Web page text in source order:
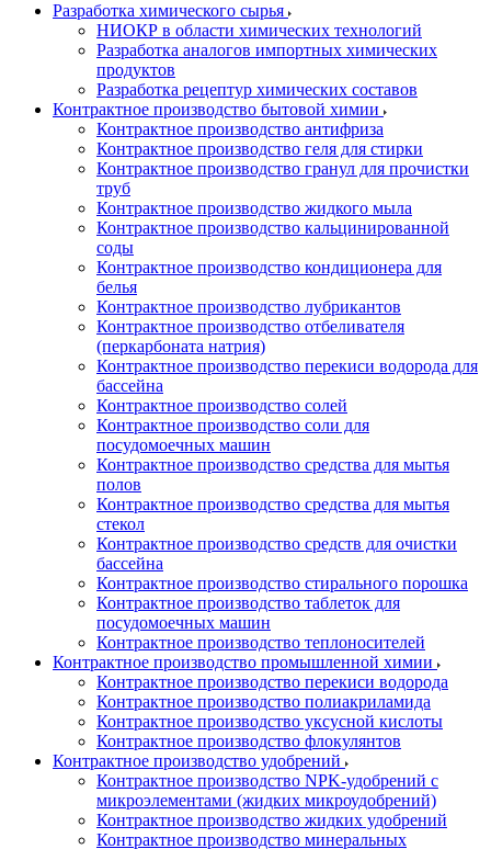
Разработка химического сырья
НИОКР в области химических технологий
Разработка аналогов импортных химических
продуктов
Разработка рецептур химических составов
Контрактное производство бытовой химии
Контрактное производство антифриза
Контрактное производство геля для стирки
Контрактное производство гранул для прочистки
труб
Контрактное производство жидкого мыла
Контрактное производство кальцинированной
соды
Контрактное производство кондиционера для
белья
Контрактное производство лубрикантов
Контрактное производство отбеливателя
(перкарбоната натрия)
Контрактное производство перекиси водорода для
бассейна
Контрактное производство солей
Контрактное производство соли для
посудомоечных машин
Контрактное производство средства для мытья
полов
Контрактное производство средства для мытья
стекол
Контрактное производство средств для очистки
бассейна
Контрактное производство стирального порошка
Контрактное производство таблеток для
посудомоечных машин
Контрактное производство теплоносителей
Контрактное производство промышленной химии
Контрактное производство перекиси водорода
Контрактное производство полиакриламида
Контрактное производство уксусной кислоты
Контрактное производство флокулянтов
Контрактное производство удобрений
Контрактное производство NPK-удобрений с
микроэлементами (жидких микроудобрений)
Контрактное производство жидких удобрений
Контрактное производство минеральных